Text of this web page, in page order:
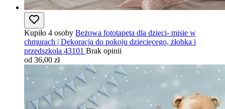
Kupiło 4 osoby Beżowa fototapeta dla dzieci- misie w
chmurach | Dekoracja do pokoju dziecięcego, żłobka i
przedszkola 43101 Brak opinii
od 36,00 zł